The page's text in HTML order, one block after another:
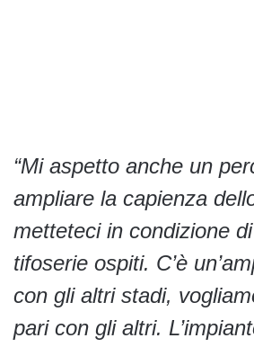
“Mi aspetto anche un
ampliare la capienza
metteteci in condizione
tifoserie ospiti. C’è
con gli altri stadi,
pari con gli altri.